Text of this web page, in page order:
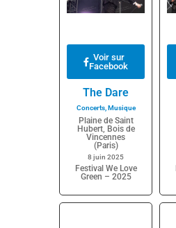
Voir sur
Facebook
The Dare
Concerts,Musique
Plaine de Saint
Hubert, Bois de
Vincennes
(Paris)
8 juin 2025
Festival We Love
Green – 2025